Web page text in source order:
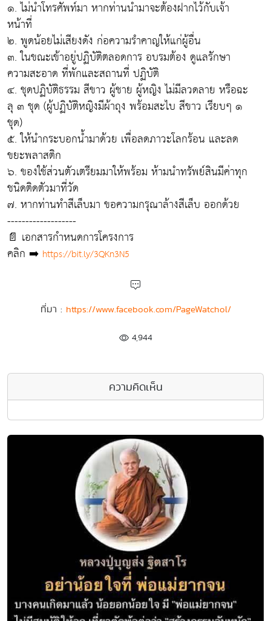
๑. ไม่นำโทรศัพท์มา หากท่านนำมาจะต้องฝากไว้กับเจ้า
หน้าที่
๒. พูดน้อยไม่เสียงดัง ก่อความรำคาญให้แก่ผู้อื่น
๓. ในขณะเข้าอยู่ปฏิบัติตลอดการ อบรมต้อง ดูแลรักษา
ความสะอาด ที่พักและสถานที่ ปฏิบัติ
๔. ชุดปฏิบัติธรรม สีขาว ผู้ชาย ผู้หญิง ไม่มีลวดลาย หรือฉะ
ลุ ๓ ชุด (ผู้ปฏิบัติหญิงมีผ้าถุง พร้อมสะไบ สีขาว เรียบๆ ๑
ชุด)
๕. ให้นำกระบอกน้ำมาด้วย เพื่อลดภาวะโลกร้อน และลด
ขยะพลาสติก
๖. ของใช้ส่วนตัวเตรียมมาให้พร้อม ห้ามนำทรัพย์สินมีค่าทุก
ชนิดติดตัวมาที่วัด
๗. หากท่านทำสีเล็บมา ขอความกรุณาล้างสีเล็บ ออกด้วย
-------------------
📄 เอกสารกำหนดการโครงการ
คลิก ➡️ https://bit.ly/3QKn3N5
ที่มา : https://www.facebook.com/PageWatchol/
4,944
ความคิดเห็น